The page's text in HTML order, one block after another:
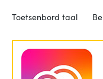
Toetsenbord taal